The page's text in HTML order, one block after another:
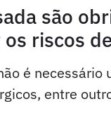
são
riscos
é
entre